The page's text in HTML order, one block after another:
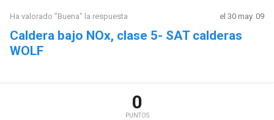
Ha valorado "Buena" la respuesta el 30 may. 09
Caldera bajo NOx, clase 5- SAT calderas
WOLF
0
PUNTOS